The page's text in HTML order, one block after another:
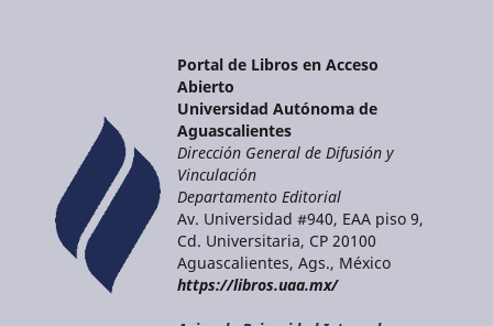
Portal de Libros en Acceso
Abierto
Universidad Autónoma de
Aguascalientes
Dirección General de Difusión y
Vinculación
Departamento Editorial
Av. Universidad #940, EAA piso 9,
Cd. Universitaria, CP 20100
Aguascalientes, Ags., México
https://libros.uaa.mx/